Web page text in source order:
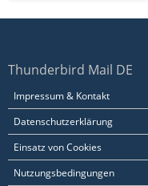
Thunderbird Mail DE
Impressum & Kontakt
Datenschutzerklärung
Einsatz von Cookies
Nutzungsbedingungen